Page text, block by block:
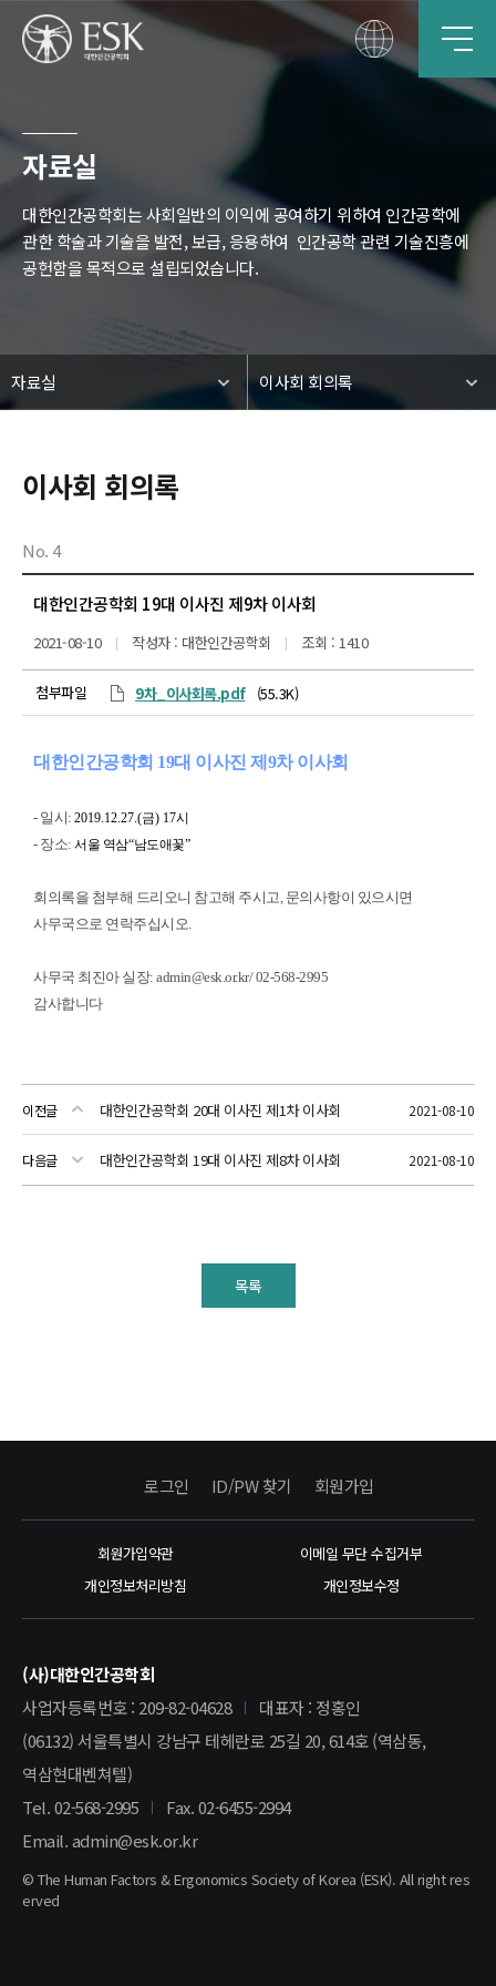
자료실
대한인간공학회는 사회일반의 이익에 공여하기 위하여 인간공학에
관한 학술과 기술을 발전, 보급, 응용하여 인간공학 관련 기술진흥에
공헌함을 목적으로 설립되었습니다.
자료실 이사회 회의록
이사회 회의록
No. 4
대한인간공학회 19대 이사진 제9차 이사회
2021-08-10 작성자 : 대한인간공학회 조회 : 1410
첨부파일 9차_이사회록.pdf (55.3K)
대한인간공학회 19대 이사진 제9차 이사회
- 일시: 2019.12.27.(금) 17시
- 장소: 서울 역삼“남도애꽃”
회의록을 첨부해 드리오니 참고해 주시고, 문의사항이 있으시면
사무국으로 연락주십시오.
사무국 최진아 실장: admin@esk.or.kr/ 02-568-2995
감사합니다
이전글 대한인간공학회 20대 이사진 제1차 이사회 2021-08-10
다음글 대한인간공학회 19대 이사진 제8차 이사회 2021-08-10
목록
회원가입약관
이메일 무단 수집거부
개인정보처리방침
개인정보수정
로그인 ID/PW 찾기 회원가입
(사)대한인간공학회
사업자등록번호 : 209-82-04628
대표자 : 정홍인
(06132) 서울특별시 강남구 테헤란로 25길 20, 614호 (역삼동,
역삼현대벤쳐텔)
Tel. 02-568-2995
Fax. 02-6455-2994
Email. admin@esk.or.kr
© The Human Factors & Ergonomics Society of Korea (ESK). All right res
erved